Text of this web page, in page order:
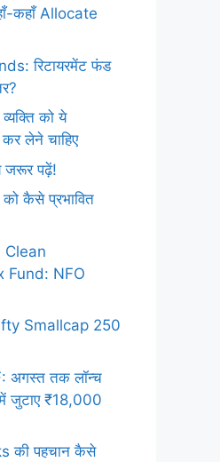
कहाँ Allocate
रिटायरमेंट फंड
को ये
लेने चाहिए
जरूर पढ़ें!
कैसे प्रभावित
Clean
Fund: NFO
Smallcap 250
अगस्त तक लॉन्च
में जुटाए ₹18,000
की पहचान कैसे